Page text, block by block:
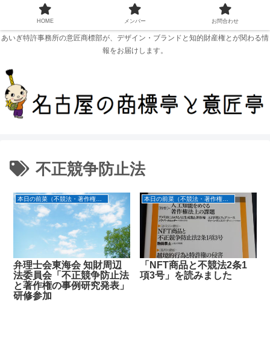
あいぎ特許事務所の意匠商標部が、デザイン・ブランドと知的財産権とが関わる情
報をお届けします。
不正競争防止法
弁理士会東海会 知財周辺
法委員会「不正競争防止法
と著作権の事例研究発表」
研修参加
「NFT商品と不競法2条1
項3号」を読みました
HOME メンバー お問合わせ